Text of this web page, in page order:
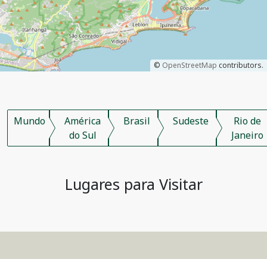
© OpenStreetMap contributors.
Mundo
América
do Sul
Brasil Sudeste
Rio de
Janeiro
Lugares para Visitar